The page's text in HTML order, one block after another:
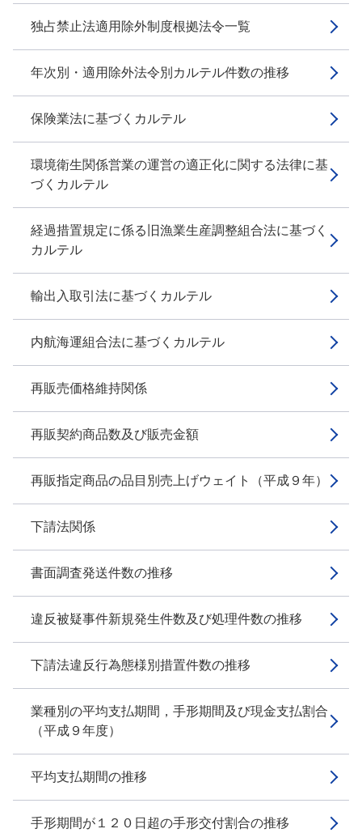
独占禁止法適用除外制度根拠法令一覧
年次別・適用除外法令別カルテル件数の推移
保険業法に基づくカルテル
環境衛生関係営業の運営の適正化に関する法律に基
づくカルテル
経過措置規定に係る旧漁業生産調整組合法に基づく
カルテル
輸出入取引法に基づくカルテル
内航海運組合法に基づくカルテル
再販売価格維持関係
再販契約商品数及び販売金額
再販指定商品の品目別売上げウェイト（平成９年）
下請法関係
書面調査発送件数の推移
違反被疑事件新規発生件数及び処理件数の推移
下請法違反行為態様別措置件数の推移
業種別の平均支払期間，手形期間及び現金支払割合
（平成９年度）
平均支払期間の推移
手形期間が１２０日超の手形交付割合の推移